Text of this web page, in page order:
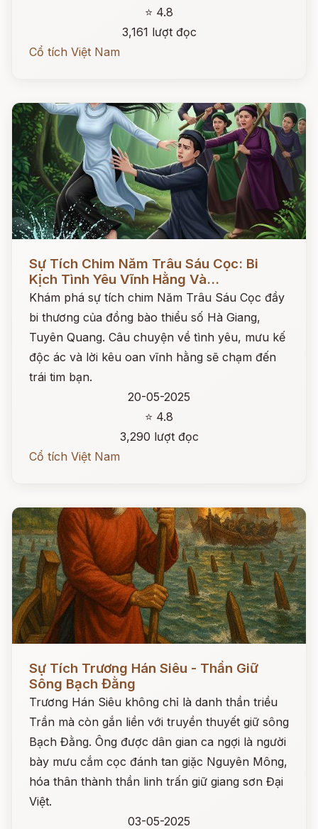
⭐ 4.8
3,161 lượt đọc
Cổ tích Việt Nam
Sự Tích Chim Năm Trâu Sáu Cọc: Bi
Kịch Tình Yêu Vĩnh Hằng Và...
Khám phá sự tích chim Năm Trâu Sáu Cọc đầy
bi thương của đồng bào thiểu số Hà Giang,
Tuyên Quang. Câu chuyện về tình yêu, mưu kế
độc ác và lời kêu oan vĩnh hằng sẽ chạm đến
trái tim bạn.
20-05-2025
⭐ 4.8
3,290 lượt đọc
Cổ tích Việt Nam
Sự Tích Trương Hán Siêu - Thần Giữ
Sông Bạch Đằng
Trương Hán Siêu không chỉ là danh thần triều
Trần mà còn gắn liền với truyền thuyết giữ sông
Bạch Đằng. Ông được dân gian ca ngợi là người
bày mưu cắm cọc đánh tan giặc Nguyên Mông,
hóa thân thành thần linh trấn giữ giang sơn Đại
Việt.
03-05-2025